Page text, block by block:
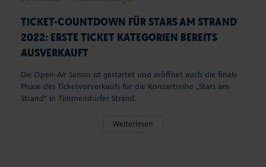
Webcams & Wetter
Aktuelles
TICKET-COUNTDOWN FÜR STARS AM STRAND
2022: ERSTE TICKET KATEGORIEN BEREITS
AUSVERKAUFT
Die Open-Air Saison ist gestartet und eröffnet auch die finale
Phase des Ticketvorverkaufs für die Konzertreihe „Stars am
Strand“ in Timmendorfer Strand.
Weiterlesen